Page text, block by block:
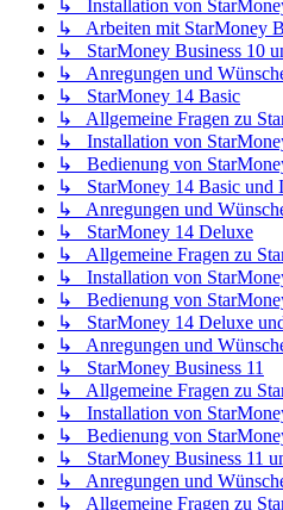
↳ Installation von
↳ Arbeiten mit StarMoney
↳ StarMoney Business 10
↳ Anregungen und
↳ StarMoney 14 Basic
↳ Allgemeine Fragen zu
↳ Installation von
↳ Bedienung von
↳ StarMoney 14 Basic und
↳ Anregungen und
↳ StarMoney 14 Deluxe
↳ Allgemeine Fragen zu
↳ Installation von
↳ Bedienung von
↳ StarMoney 14 Deluxe
↳ Anregungen und
↳ StarMoney Business 11
↳ Allgemeine Fragen zu
↳ Installation von
↳ Bedienung von
↳ StarMoney Business 11
↳ Anregungen und
↳ Allgemeine Fragen zu